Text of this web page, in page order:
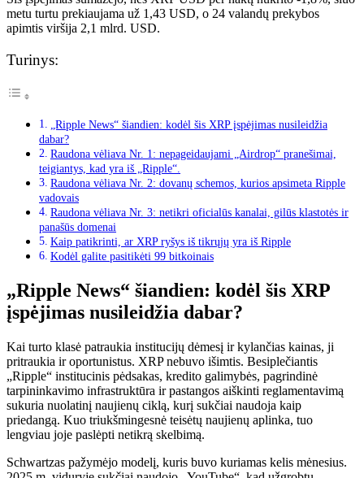
metu turtu prekiaujama už 1,43 USD, o 24 valandų prekybos
apimtis viršija 2,1 mlrd. USD.
Turinys:
„Ripple News“ šiandien: kodėl šis XRP įspėjimas nusileidžia
dabar?
Raudona vėliava Nr. 1: nepageidaujami „Airdrop“ pranešimai,
teigiantys, kad yra iš „Ripple“.
Raudona vėliava Nr. 2: dovanų schemos, kurios apsimeta Ripple
vadovais
Raudona vėliava Nr. 3: netikri oficialūs kanalai, gilūs klastotės ir
panašūs domenai
Kaip patikrinti, ar XRP ryšys iš tikrųjų yra iš Ripple
Kodėl galite pasitikėti 99 bitkoinais
„Ripple News“ šiandien: kodėl šis XRP
įspėjimas nusileidžia dabar?
Kai turto klasė patraukia institucijų dėmesį ir kylančias kainas, ji
pritraukia ir oportunistus. XRP nebuvo išimtis. Besiplečiantis
„Ripple“ institucinis pėdsakas, kredito galimybės, pagrindinė
tarpininkavimo infrastruktūra ir pastangos aiškinti reglamentavimą
sukuria nuolatinį naujienų ciklą, kurį sukčiai naudoja kaip
priedangą. Kuo triukšmingesnė teisėtų naujienų aplinka, tuo
lengviau joje paslėpti netikrą skelbimą.
Schwartzas pažymėjo modelį, kuris buvo kuriamas kelis mėnesius.